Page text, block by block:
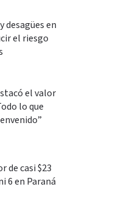
desagües en
el riesgo
el valor
lo que
de casi $23
6 en Paraná